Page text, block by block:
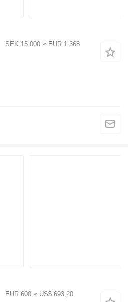
SEK 15.000 ≈ EUR 1.368
EUR 600 ≈ US$ 693,20